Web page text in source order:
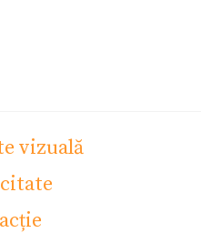
vizuală